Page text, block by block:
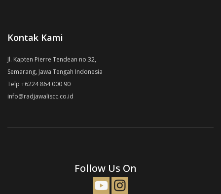
Kontak Kami
Jl. Kapten Pierre Tendean no.32,
Semarang, Jawa Tengah Indonesia
Telp +6224 864 000 90
info@radjawaliscc.co.id
Follow Us On